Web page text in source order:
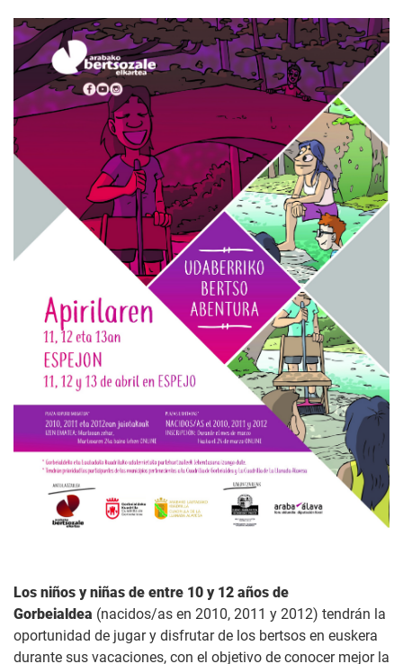
Los niños y niñas de entre 10 y 12 años de
Gorbeialdea (nacidos/as en 2010, 2011 y 2012) tendrán la
oportunidad de jugar y disfrutar de los bertsos en euskera
durante sus vacaciones, con el objetivo de conocer mejor la